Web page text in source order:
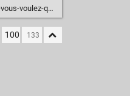
deviennent-libres/
100